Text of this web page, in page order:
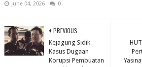
June 04, 2026 0
PREVIOUS
Kejagung Sidik
Kasus Dugaan
Korupsi Pembuatan